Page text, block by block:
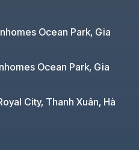
Ocean Park, Gia
Ocean Park, Gia
City, Thanh Xuân, Hà